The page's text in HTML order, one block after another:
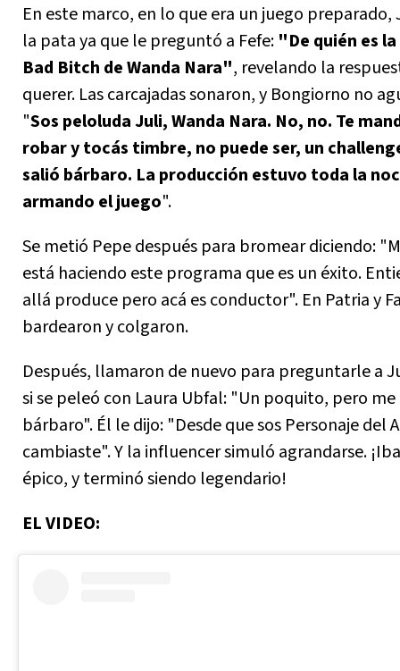
En este marco, en lo que era un juego
la pata ya que le preguntó a Fefe: "De quién es
Bad Bitch de Wanda Nara", revelando la
querer. Las carcajadas sonaron, y Bongiorno no
"Sos peloluda Juli, Wanda Nara. No, no. Te
robar y tocás timbre, no puede ser, un
salió bárbaro. La producción estuvo toda la
armando el juego".
Se metió Pepe después para bromear diciendo:
está haciendo este programa que es un éxito.
allá produce pero acá es conductor". En Patria y
bardearon y colgaron.
Después, llamaron de nuevo para preguntarle a
si se peleó con Laura Ubfal: "Un poquito, pero me
bárbaro". Él le dijo: "Desde que sos Personaje del
cambiaste". Y la influencer simuló agrandarse.
épico, y terminó siendo legendario!
EL VIDEO: